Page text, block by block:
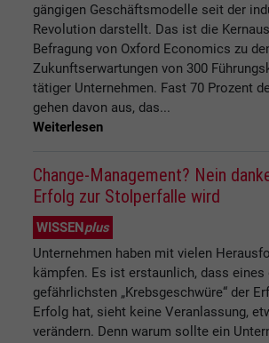
gängigen Geschäftsmodelle seit der
Revolution darstellt. Das ist die
Befragung von Oxford Economics zu
Zukunftserwartungen von 300
tätiger Unternehmen. Fast 70 Prozent
gehen davon aus, das...
Weiterlesen
Change-Management? Nein
Erfolg zur Stolperfalle wird
WISSEN plus
Unternehmen haben mit vielen
kämpfen. Es ist erstaunlich, dass eines
gefährlichsten „Krebsgeschwüre“ der
Erfolg hat, sieht keine Veranlassung,
verändern. Denn warum sollte ein